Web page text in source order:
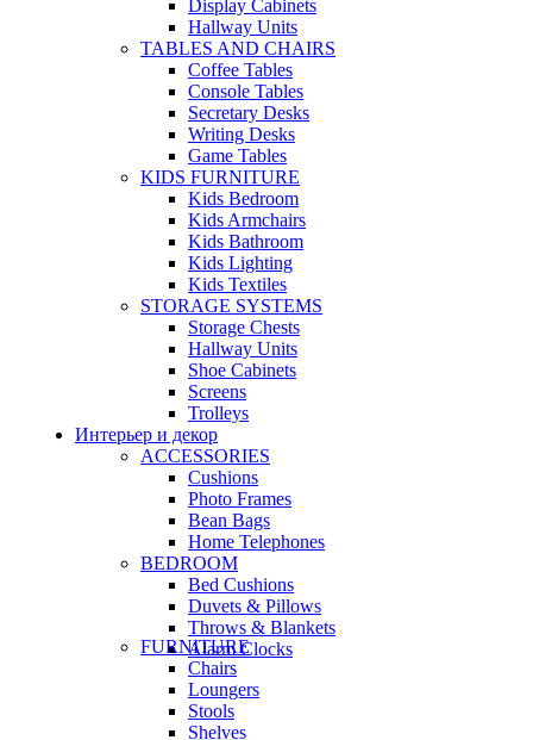
Display Cabinets
Hallway Units
TABLES AND CHAIRS
Coffee Tables
Console Tables
Secretary Desks
Writing Desks
Game Tables
KIDS FURNITURE
Kids Bedroom
Kids Armchairs
Kids Bathroom
Kids Lighting
Kids Textiles
STORAGE SYSTEMS
Storage Chests
Hallway Units
Shoe Cabinets
Screens
Trolleys
Интерьер и декор
ACCESSORIES
Cushions
Photo Frames
Bean Bags
Home Telephones
BEDROOM
Bed Cushions
Duvets & Pillows
Throws & Blankets
Alarm Clocks
FURNITURE
Chairs
Loungers
Stools
Shelves